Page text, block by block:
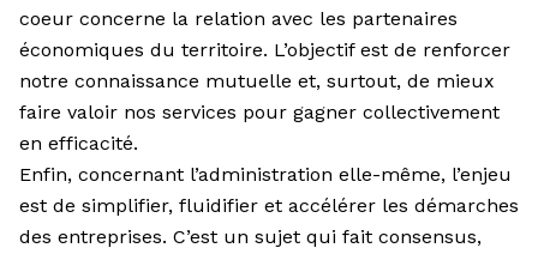
coeur concerne la relation avec les partenaires
économiques du territoire. L’objectif est de renforcer
notre connaissance mutuelle et, surtout, de mieux
faire valoir nos services pour gagner collectivement
en efficacité.
Enfin, concernant l’administration elle-même, l’enjeu
est de simplifier, fluidifier et accélérer les démarches
des entreprises. C’est un sujet qui fait consensus,